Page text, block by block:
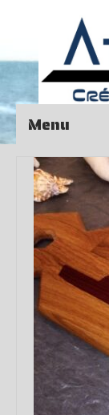
Menu